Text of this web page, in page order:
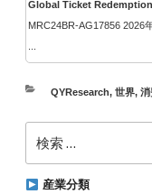
Global Ticket
MRC24BR-AG17856 2026
カ
QYResearch, 世界, 消
索:
産業分類